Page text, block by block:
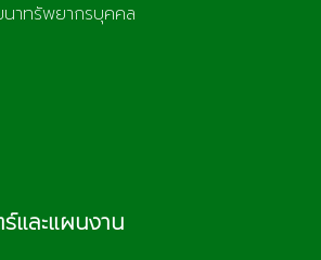
าทรัพยากรบุคคล
และแผนงาน